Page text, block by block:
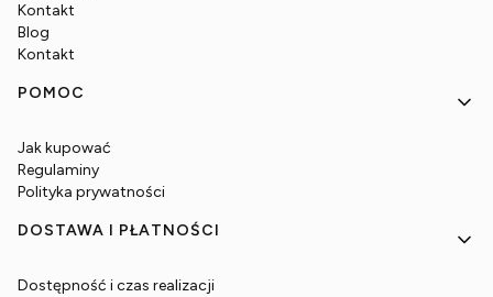
Kontakt
Blog
Kontakt
POMOC
Jak kupować
Regulaminy
Polityka prywatności
DOSTAWA I PŁATNOŚCI
Dostępność i czas realizacji